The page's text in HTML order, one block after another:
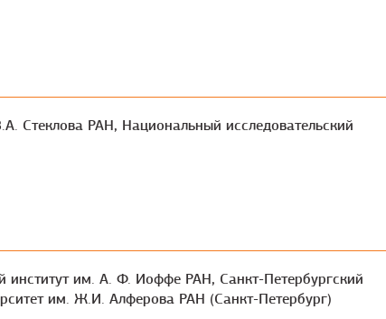
Стеклова РАН, Национальный исследовательский
им. А. Ф. Иоффе РАН, Санкт-Петербургский
им. Ж.И. Алферова РАН (Санкт-Петербург)